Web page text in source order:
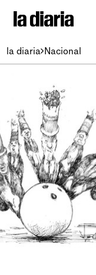
la diaria Nacional